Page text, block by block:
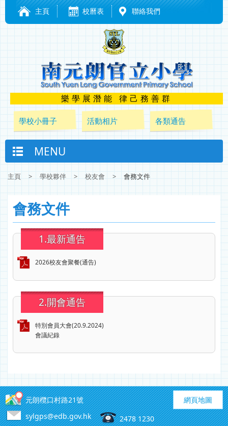
主頁 校曆表 聯絡我們
樂學展潛能 律己務善群
學校小冊子 活動相片 各類通告
MENU
主頁 > 學校夥伴 > 校友會 > 會務文件
會務文件
1.最新通告
2026校友會聚餐(通告)
2.開會通告
特別會員大會(20.9.2024)
會議紀錄
網頁地圖
元朗欖口村路21號
sylgps@edb.gov.hk
2478 1230